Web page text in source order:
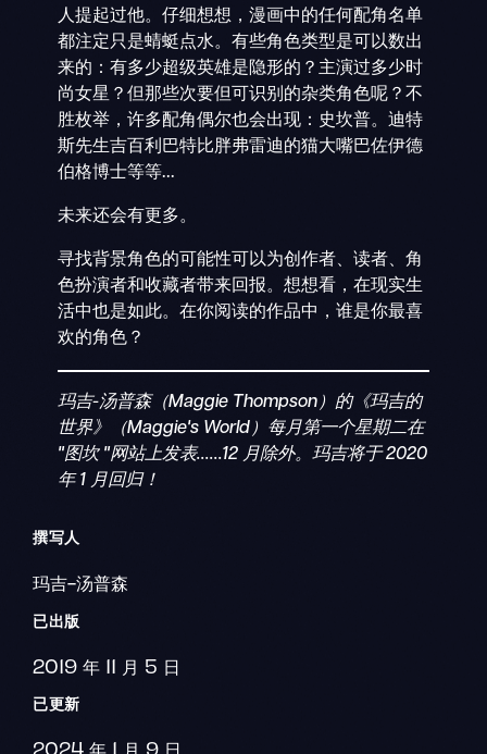
人提起过他。仔细想想，漫画中的任何配角名单
都注定只是蜻蜓点水。有些角色类型是可以数出
来的：有多少超级英雄是隐形的？主演过多少时
尚女星？但那些次要但可识别的杂类角色呢？不
胜枚举，许多配角偶尔也会出现：史坎普。迪特
斯先生吉百利巴特比胖弗雷迪的猫大嘴巴佐伊德
伯格博士等等...
未来还会有更多。
寻找背景角色的可能性可以为创作者、读者、角
色扮演者和收藏者带来回报。想想看，在现实生
活中也是如此。在你阅读的作品中，谁是你最喜
欢的角色？
玛吉-汤普森（Maggie Thompson）的《玛吉的
世界》（Maggie's World）每月第一个星期二在
"图坎 "网站上发表......12 月除外。玛吉将于 2020
年 1 月回归！
撰写人
玛吉-汤普森
已出版
2019 年 11 月 5 日
已更新
2024 年 1 月 9 日